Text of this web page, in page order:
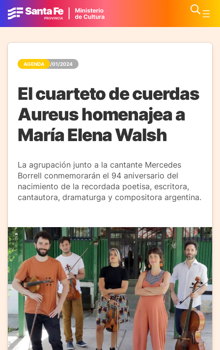
AGENDA 31/01/2024
El cuarteto de cuerdas
Aureus homenajea a
María Elena Walsh
La agrupación junto a la cantante Mercedes
Borrell conmemorarán el 94 aniversario del
nacimiento de la recordada poetisa, escritora,
cantautora, dramaturga y compositora argentina.